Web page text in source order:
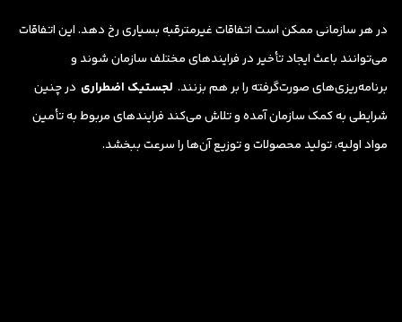
در هر سازمانی ممکن است اتفاقات غیرمترقبه بسیاری رخ دهد. این اتفاقات
می‌توانند باعث ایجاد تأخیر در فرایندهای مختلف سازمان شوند و
برنامه‌ریزی‌های صورت‌گرفته را بر هم بزنند. لجستیک اضطراری در چنین
شرایطی به کمک سازمان آمده و تلاش می‌کند فرایندهای مربوط به تأمین
مواد اولیه، تولید محصولات و توزیع آن‌ها را سرعت ببخشد.